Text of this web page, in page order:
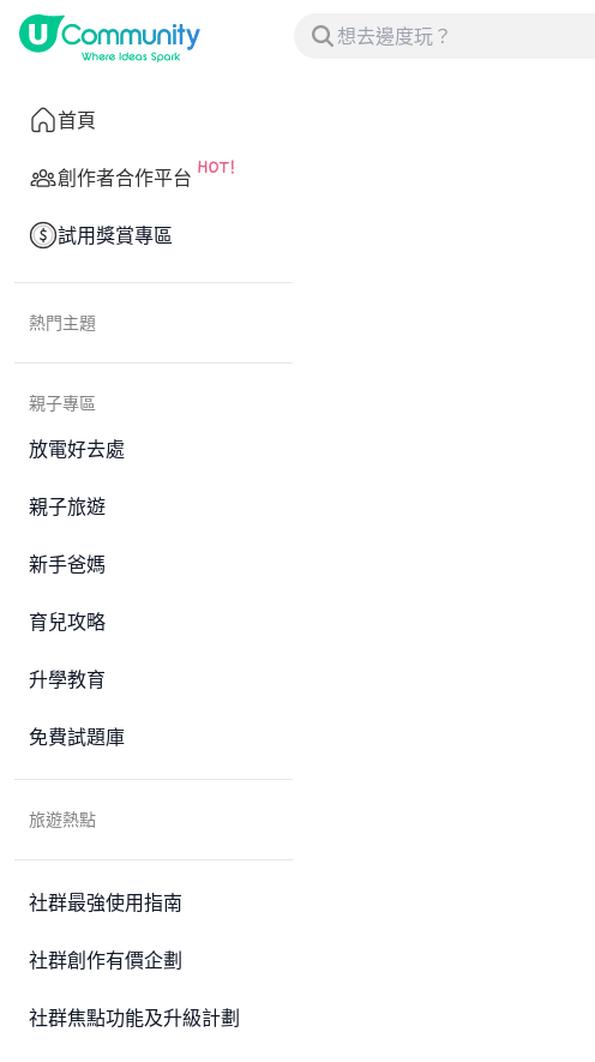
首頁
創作者合作平台
試用獎賞專區
熱門主題
親子專區
放電好去處
親子旅遊
新手爸媽
育兒攻略
升學教育
免費試題庫
旅遊熱點
社群最強使用指南
社群創作有價企劃
社群焦點功能及升級計劃